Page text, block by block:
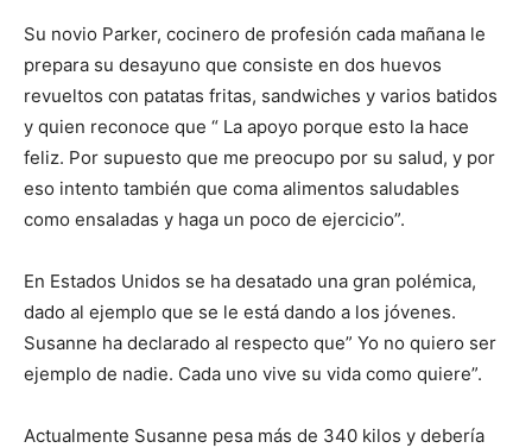
Su novio Parker, cocinero de profesión cada mañana le
prepara su desayuno que consiste en dos huevos
revueltos con patatas fritas, sandwiches y varios batidos
y quien reconoce que “ La apoyo porque esto la hace
feliz. Por supuesto que me preocupo por su salud, y por
eso intento también que coma alimentos saludables
como ensaladas y haga un poco de ejercicio”.
En Estados Unidos se ha desatado una gran polémica,
dado al ejemplo que se le está dando a los jóvenes.
Susanne ha declarado al respecto que” Yo no quiero ser
ejemplo de nadie. Cada uno vive su vida como quiere”.
Actualmente Susanne pesa más de 340 kilos y debería